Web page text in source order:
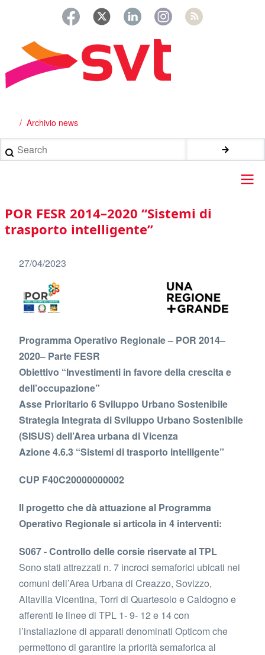
principale
Briciole
di
pane
Archivio news
Search
Main
navigation
POR FESR 2014–2020 “Sistemi di
trasporto intelligente”
27/04/2023
Programma Operativo Regionale – POR 2014–
2020– Parte FESR
Obiettivo “Investimenti in favore della crescita e
dell’occupazione”
Asse Prioritario 6 Sviluppo Urbano Sostenibile
Strategia Integrata di Sviluppo Urbano Sostenibile
(SISUS) dell’Area urbana di Vicenza
Azione 4.6.3 “Sistemi di trasporto intelligente”
CUP F40C20000000002
Il progetto che dà attuazione al Programma
Operativo Regionale si articola in 4 interventi:
S067 - Controllo delle corsie riservate al TPL
Sono stati attrezzati n. 7 incroci semaforici ubicati nei
comuni dell’Area Urbana di Creazzo, Sovizzo,
Altavilla Vicentina, Torri di Quartesolo e Caldogno e
afferenti le linee di TPL 1- 9- 12 e 14 con
l’installazione di apparati denominati Opticom che
permettono di garantire la priorità semaforica al